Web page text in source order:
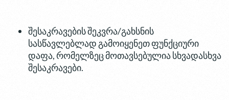
შესაკრავების შეკვრა/გახსნის
სასწავლებლად გამოიყენეთ ფუნქციური
დაფა, რომელზეც მოთავსებულია სხვადასხვა
შესაკრავები.